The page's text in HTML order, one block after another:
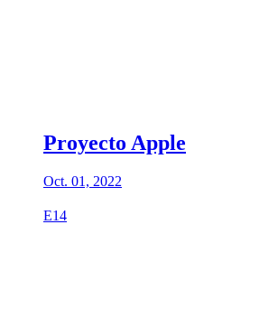
Proyecto Apple
Oct. 01, 2022
E14